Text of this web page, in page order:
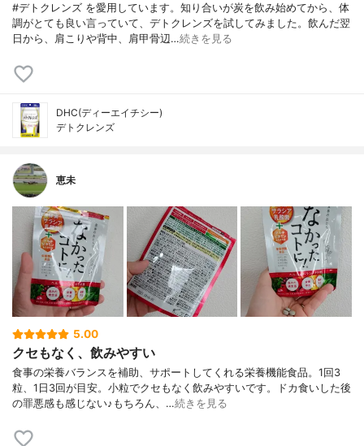
#デトクレンズ を愛用しています。知り合いが炭を飲み始めてから、体
調がとても良い言っていて、デトクレンズを試してみました。飲んだ翌
日から、肩こりや背中、肩甲骨辺…続きを見る
DHC(ディーエイチシー)
デトクレンズ
恵未
5.00
クセもなく、飲みやすい
食事の栄養バランスを補助、サポートしてくれる栄養機能食品。1回3
粒、1日3回が目安。小粒でクセもなく飲みやすいです。ドカ食いした後
の罪悪感も感じない♪もちろん、…続きを見る